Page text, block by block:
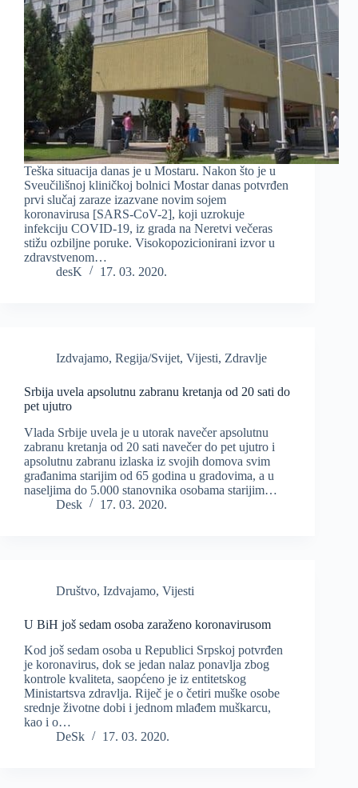
Teška situacija danas je u Mostaru. Nakon što je u
Sveučilišnoj kliničkoj bolnici Mostar danas potvrđen
prvi slučaj zaraze izazvane novim sojem
koronavirusa [SARS-CoV-2], koji uzrokuje
infekciju COVID-19, iz grada na Neretvi večeras
stižu ozbiljne poruke. Visokopozicionirani izvor u
zdravstvenom…
desK
17. 03. 2020.
Izdvajamo, Regija/Svijet, Vijesti, Zdravlje
Srbija uvela apsolutnu zabranu kretanja od 20 sati do
pet ujutro
Vlada Srbije uvela je u utorak navečer apsolutnu
zabranu kretanja od 20 sati navečer do pet ujutro i
apsolutnu zabranu izlaska iz svojih domova svim
građanima starijim od 65 godina u gradovima, a u
naseljima do 5.000 stanovnika osobama starijim…
Desk
17. 03. 2020.
Društvo, Izdvajamo, Vijesti
U BiH još sedam osoba zaraženo koronavirusom
Kod još sedam osoba u Republici Srpskoj potvrđen
je koronavirus, dok se jedan nalaz ponavlja zbog
kontrole kvaliteta, saopćeno je iz entitetskog
Ministartsva zdravlja. Riječ je o četiri muške osobe
srednje životne dobi i jednom mlađem muškarcu,
kao i o…
DeSk
17. 03. 2020.